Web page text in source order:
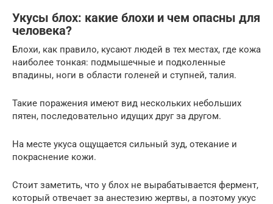
Укусы блох: какие блохи и чем опасны для
человека?
Блохи, как правило, кусают людей в тех местах, где кожа
наиболее тонкая: подмышечные и подколенные
впадины, ноги в области голеней и ступней, талия.
Такие поражения имеют вид нескольких небольших
пятен, последовательно идущих друг за другом.
На месте укуса ощущается сильный зуд, отекание и
покраснение кожи.
Стоит заметить, что у блох не вырабатывается фермент,
который отвечает за анестезию жертвы, а поэтому укус